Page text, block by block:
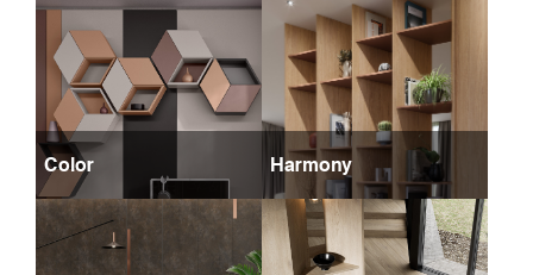
Color Harmony